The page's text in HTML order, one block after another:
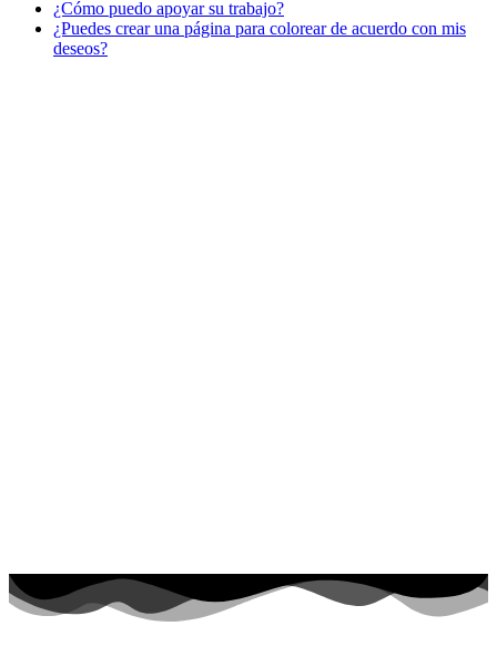
Libros para colorear para niños
Nezaradené
¿Cómo puedo apoyar su trabajo?
¿Puedes crear una página para colorear de acuerdo con mis
deseos?